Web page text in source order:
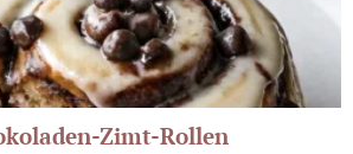
Zimt-Rollen